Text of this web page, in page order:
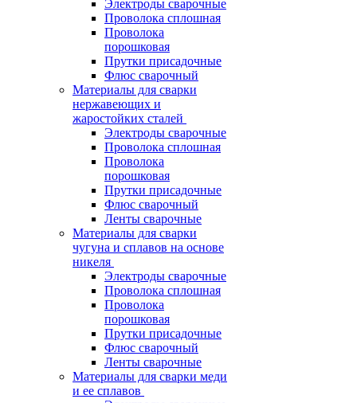
Электроды сварочные
Проволока сплошная
Проволока
порошковая
Прутки присадочные
Флюс сварочный
Материалы для сварки
нержавеющих и
жаростойких сталей
Электроды сварочные
Проволока сплошная
Проволока
порошковая
Прутки присадочные
Флюс сварочный
Ленты сварочные
Материалы для сварки
чугуна и сплавов на основе
никеля
Электроды сварочные
Проволока сплошная
Проволока
порошковая
Прутки присадочные
Флюс сварочный
Ленты сварочные
Материалы для сварки меди
и ее сплавов